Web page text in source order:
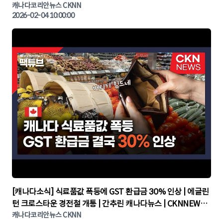
린 캐나다뉴스 | CKNNEWS, 캐나다코리안뉴스
캐나다코리안뉴스 CKNN
2026-02-04 10:00:00
▶
[캐나다소식] 식료품값 폭등에 GST 환급금 30% 인상 | 에글린
턴 크로스타운 경전철 개통 | 간추린 캐나다뉴스 | CKNNEWS,
캐나다코리안뉴스
캐나다코리안뉴스 CKNN